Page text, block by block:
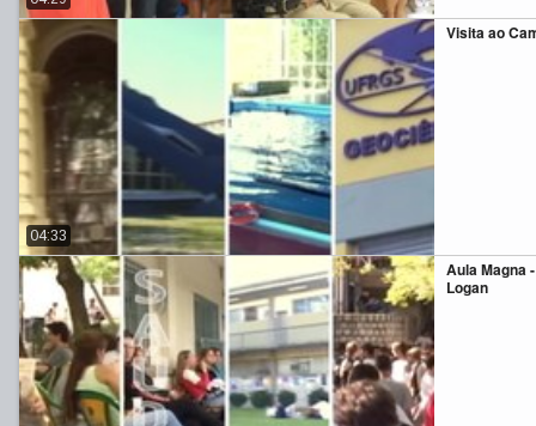
Visita ao
04:33
Aula Magna
Logan